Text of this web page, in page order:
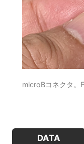
microBコネクタ。
DATA